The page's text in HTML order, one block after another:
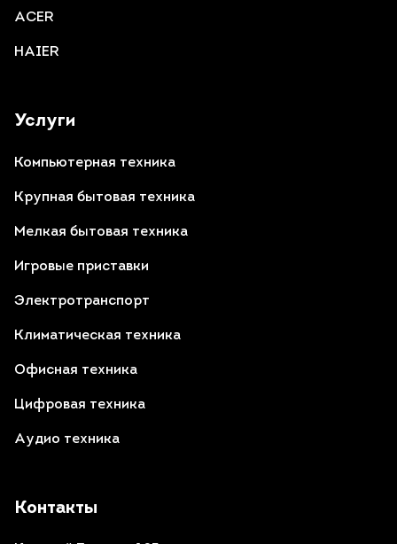
Контакты
Услуги
Компьютерная техника
Крупная бытовая техника
Мелкая бытовая техника
Игровые приставки
Электротранспорт
Климатическая техника
Офисная техника
Цифровая техника
Аудио техника
ACER
HAIER